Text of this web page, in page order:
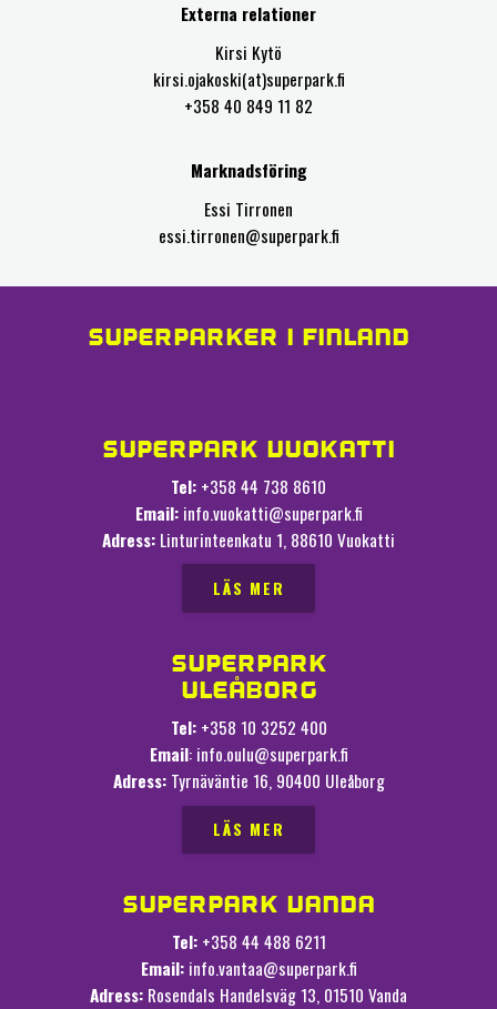
Externa relationer
Kirsi Kytö
kirsi.ojakoski(at)superpark.fi
+358 40 849 11 82
Marknadsföring
Essi Tirronen
essi.tirronen@superpark.fi
SUPERPARKER I FINLAND
SUPERPARK VUOKATTI
Tel: +358 44 738 8610
Email: info.vuokatti@superpark.fi
Adress: Linturinteenkatu 1, 88610 Vuokatti
LÄS MER
SUPERPARK
ULEÅBORG
Tel: +358 10 3252 400
Email: info.oulu@superpark.fi
Adress:Tyrnäväntie 16, 90400 Uleåborg
LÄS MER
SUPERPARK VANDA
Tel: +358 44 488 6211
Email: info.vantaa@superpark.fi
Adress: Rosendals Handelsväg 13, 01510 Vanda